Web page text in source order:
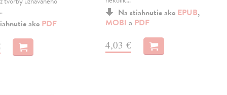
ako PDF
Na stiahnutie ako EPUB,
MOBI a PDF
4,03 €